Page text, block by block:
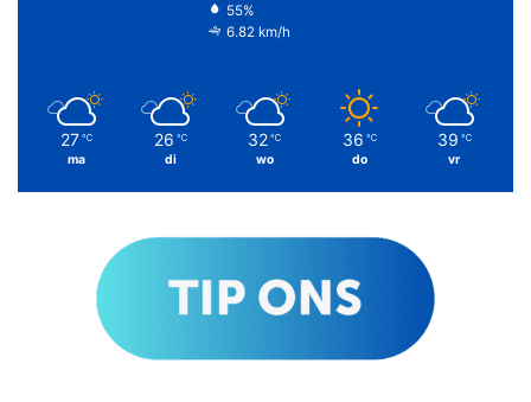
55%
6.82 km/h
27 ℃
ma
26 ℃
di
32 ℃
wo
36 ℃
do
39 ℃
vr